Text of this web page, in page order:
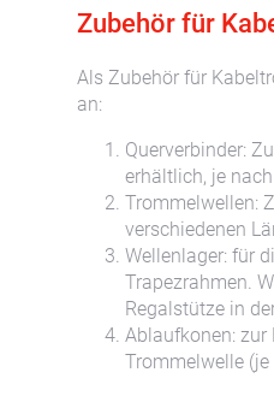
Zubehör für
Als Zubehör für
an:
Querverbinder:
erhältlich, je
Trommelwellen:
verschiedenen
Wellenlager: für
Trapezrahmen.
Regalstütze in
Ablaufkonen: zur
Trommelwelle (je